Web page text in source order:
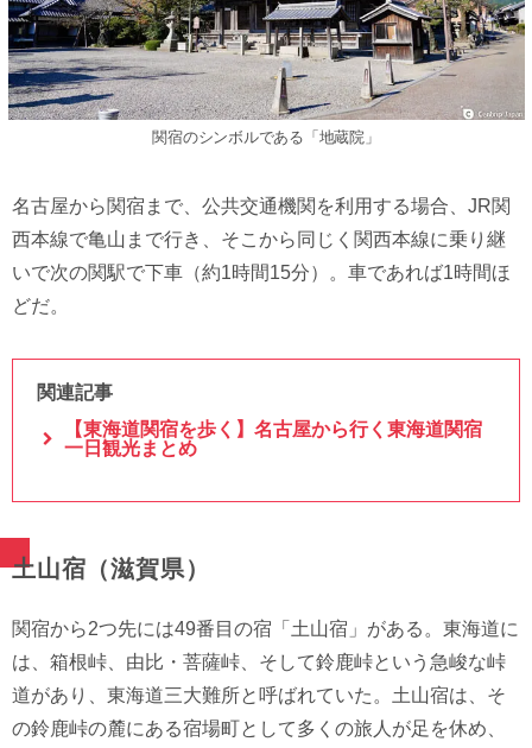
関宿のシンボルである「地蔵院」
名古屋から関宿まで、公共交通機関を利用する場合、JR関
西本線で亀山まで行き、そこから同じく関西本線に乗り継
いで次の関駅で下車（約1時間15分）。車であれば1時間ほ
どだ。
関連記事
【東海道関宿を歩く】名古屋から行く東海道関宿
一日観光まとめ
土山宿（滋賀県）
関宿から2つ先には49番目の宿「土山宿」がある。東海道に
は、箱根峠、由比・菩薩峠、そして鈴鹿峠という急峻な峠
道があり、東海道三大難所と呼ばれていた。土山宿は、そ
の鈴鹿峠の麓にある宿場町として多くの旅人が足を休め、